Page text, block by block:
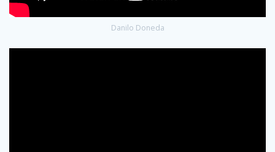
Danilo Doneda